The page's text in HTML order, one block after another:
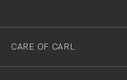
onze
nieuwsbrief!
CARE OF CARL